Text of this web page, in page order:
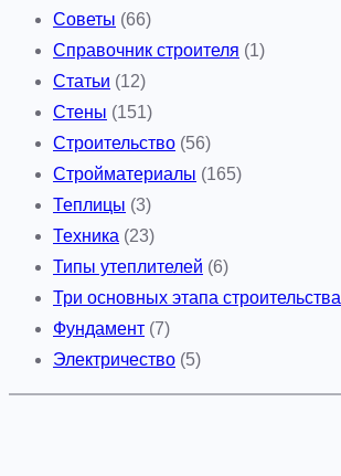
Советы (66)
Справочник строителя (1)
Статьи (12)
Стены (151)
Строительство (56)
Стройматериалы (165)
Теплицы (3)
Техника (23)
Типы утеплителей (6)
Три основных этапа строительства
Фундамент (7)
Электричество (5)